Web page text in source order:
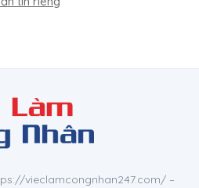
vieclamcongnhan247.com/ –